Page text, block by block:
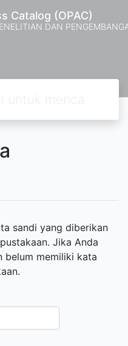
Catalog (OPAC)
DAN
sandi yang diberikan
Jika Anda
belum memiliki kata